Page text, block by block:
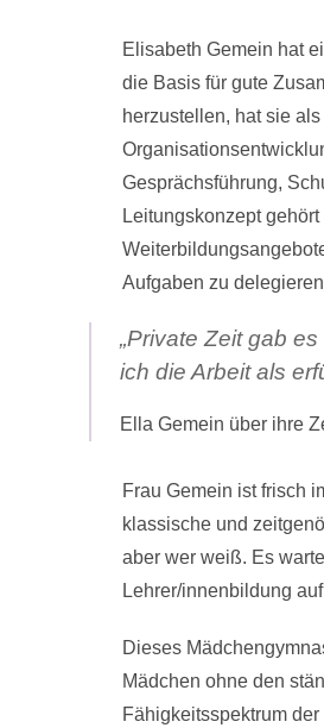
Elisabeth Gemein hat
die Basis für gute
herzustellen, hat sie
Gesprächsführung,
Leitungskonzept
Aufgaben zu
„Private Zeit gab
ich die Arbeit als
Ella Gemein über ihre
Frau Gemein ist frisch
klassische und
aber wer weiß. Es
Lehrer/innenbildung
Dieses
Mädchen ohne den
Fähigkeitsspektrum